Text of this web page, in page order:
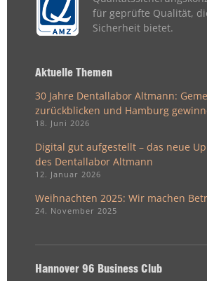
für geprüfte Qualität,
Sicherheit bietet.
Aktuelle Themen
30 Jahre Dentallabor Altmann:
zurückblicken und Hamburg
18. Juni 2026
Digital gut aufgestellt – das neue
des Dentallabor Altmann
12. Januar 2026
Weihnachten 2025: Wir machen
24. November 2025
Hannover 96 Business Club